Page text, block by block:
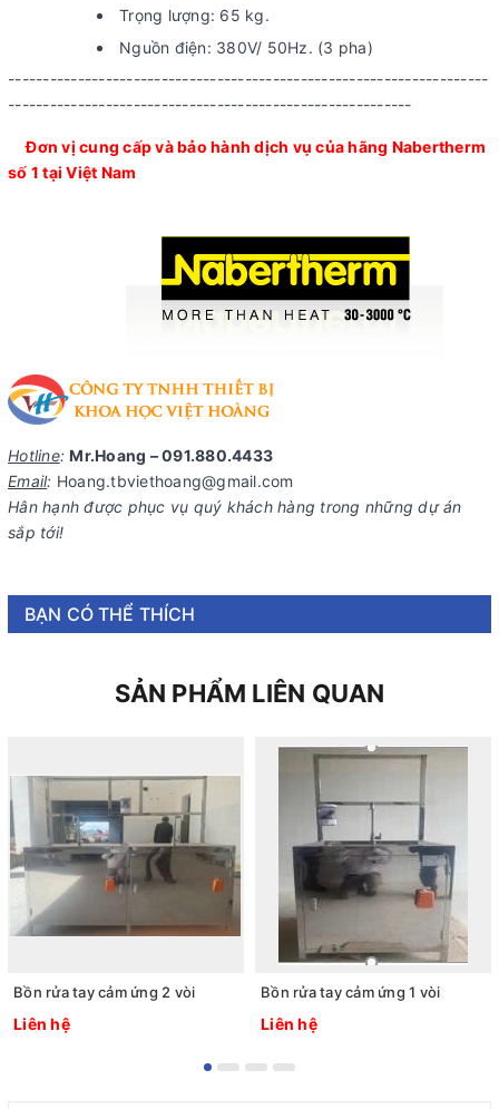
Trọng lượng: 65 kg.
Nguồn điện: 380V/ 50Hz. (3 pha)
---------------------------------------------------------------------
----------------------------------------------------------
Đơn vị cung cấp và bảo hành dịch vụ của hãng Nabertherm
số 1 tại Việt Nam
Hotline: Mr.Hoang – 091.880.4433
Email: Hoang.tbviethoang@gmail.com
Hân hạnh được phục vụ quý khách hàng trong những dự án
sắp tới!
BẠN CÓ THỂ THÍCH
SẢN PHẨM LIÊN QUAN
Bồn rửa tay cảm ứng 2 vòi
Liên hệ
Bồn rửa tay cảm ứng 1 vòi
Liên hệ